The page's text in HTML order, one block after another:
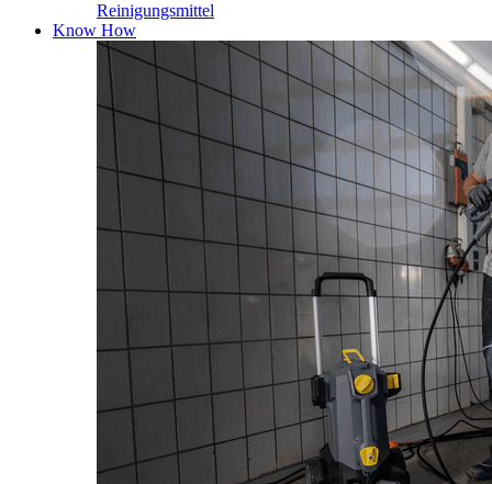
Reinigungsmittel
Know How